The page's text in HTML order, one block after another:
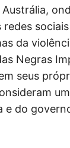
da
Negras
seus
do